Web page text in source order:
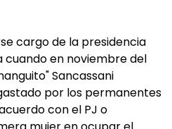
cargo de la presidencia
en noviembre del
Sancassani
por los permanentes
con el PJ o